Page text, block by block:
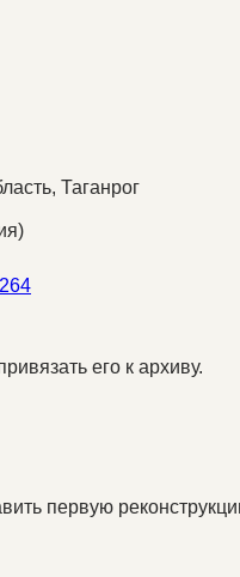
Таганрог
его к архиву.
первую